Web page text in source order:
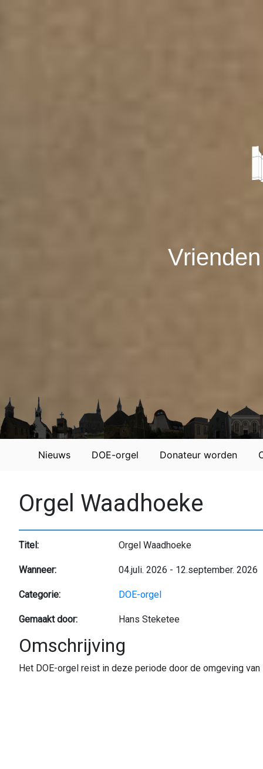
Nieuws DOE-orgel Donateur worden
Orgel Waadhoeke
Titel: Orgel Waadhoeke
Wanneer: 04.juli. 2026 - 12.september. 2026
Categorie: DOE-orgel
Gemaakt door: Hans Steketee
Omschrijving
Het DOE-orgel reist in deze periode door de omgeving van